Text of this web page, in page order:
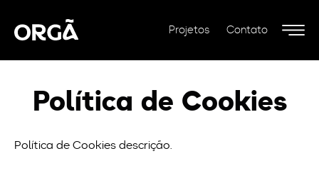
Projetos Contato
Política de Cookies
Política de Cookies descrição.